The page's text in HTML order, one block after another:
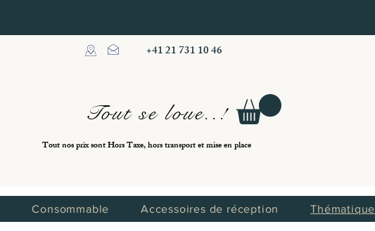
+41 21 731 10 46
Tout se loue..!
Tout nos prix sont Hors Taxe, hors transport et mise en place
Consommable Accessoires de réception Thématique